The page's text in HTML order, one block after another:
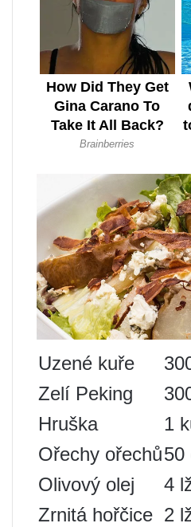
Uzené kuře
Zelí Peking
Hruška
1
Ořechy ořechů50
Olivový olej
4
Zrnitá hořčice 2